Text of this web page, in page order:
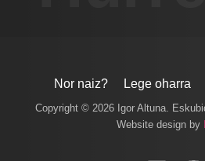
Nor naiz? Lege oharra
Copyright © 2026 Igor Altuna.
Website design by